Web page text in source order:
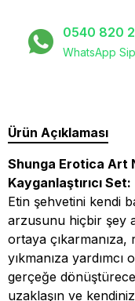
0540 820
WhatsApp
Ürün Açıklaması
Shunga Erotica Art
Kayganlaştırıcı Set:
Etin şehvetini kendi
arzusunu hiçbir şey
ortaya çıkarmanıza,
yıkmanıza
gerçeğe
uzaklaşın ve